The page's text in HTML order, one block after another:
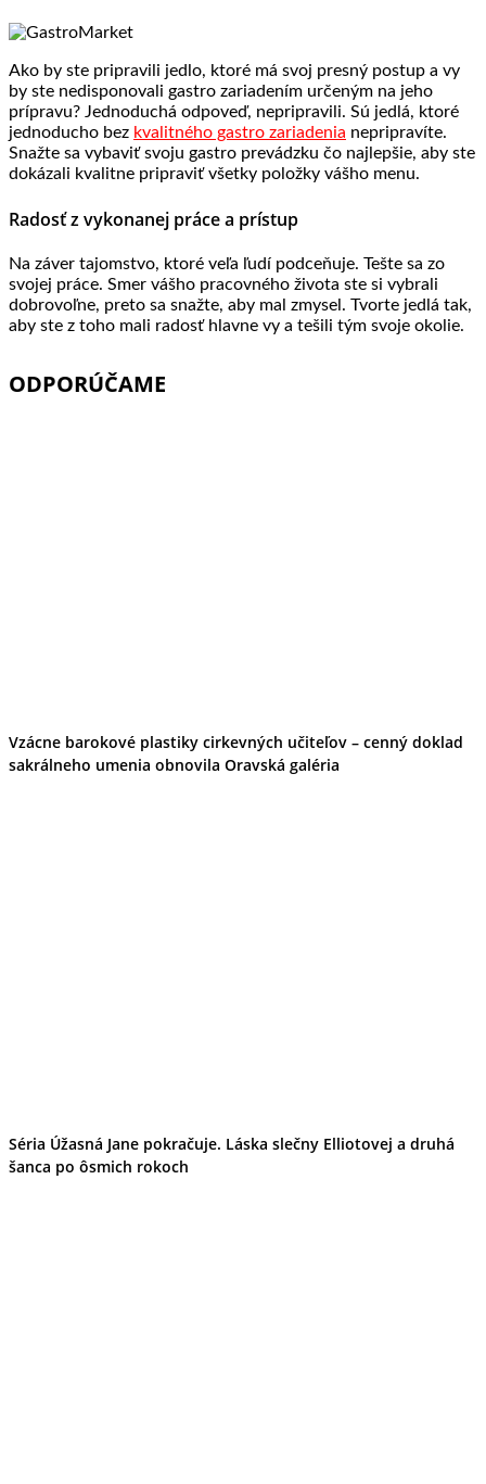
Ako by ste pripravili jedlo, ktoré má svoj presný postup a vy
by ste nedisponovali gastro zariadením určeným na jeho
prípravu? Jednoduchá odpoveď, nepripravili. Sú jedlá, ktoré
jednoducho bez kvalitného gastro zariadenia nepripravíte.
Snažte sa vybaviť svoju gastro prevádzku čo najlepšie, aby ste
dokázali kvalitne pripraviť všetky položky vášho menu.
Radosť z vykonanej práce a prístup
Na záver tajomstvo, ktoré veľa ľudí podceňuje. Tešte sa zo
svojej práce. Smer vášho pracovného života ste si vybrali
dobrovoľne, preto sa snažte, aby mal zmysel. Tvorte jedlá tak,
aby ste z toho mali radosť hlavne vy a tešili tým svoje okolie.
ODPORÚČAME
Vzácne barokové plastiky cirkevných učiteľov – cenný doklad
sakrálneho umenia obnovila Oravská galéria
Séria Úžasná Jane pokračuje. Láska slečny Elliotovej a druhá
šanca po ôsmich rokoch